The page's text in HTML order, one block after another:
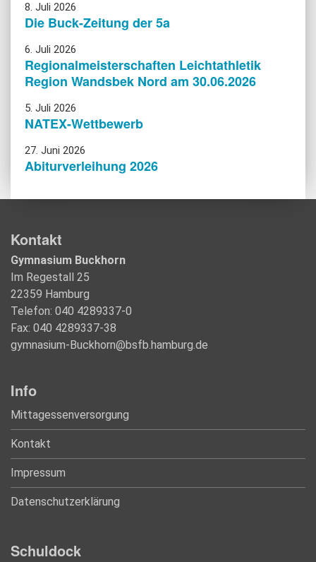
8. Juli 2026
Die Buck-Zeitung der 5a
6. Juli 2026
Regionalmeisterschaften Leichtathletik
Region Wandsbek Nord am 30.06.2026
5. Juli 2026
NATEX-Wettbewerb
27. Juni 2026
Abiturverleihung 2026
Kontakt
Gymnasium Buckhorn
Im Regestall 25
22359 Hamburg
Telefon: 040 4289337-0
Fax: 040 4289337-38
gymnasium-Buckhorn@bsfb.hamburg.de
Info
Mittagessenversorgung
Kontakt
Impressum
Datenschutzerklärung
Schuldock